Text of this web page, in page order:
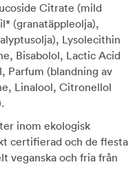
Citrate (mild
(granatäppleolja),
Lysolecithin
Bisabolol, Lactic Acid
Parfum (blandning av
Linalool, Citronellol
inom ekologisk
certifierad och de flesta
veganska och fria från